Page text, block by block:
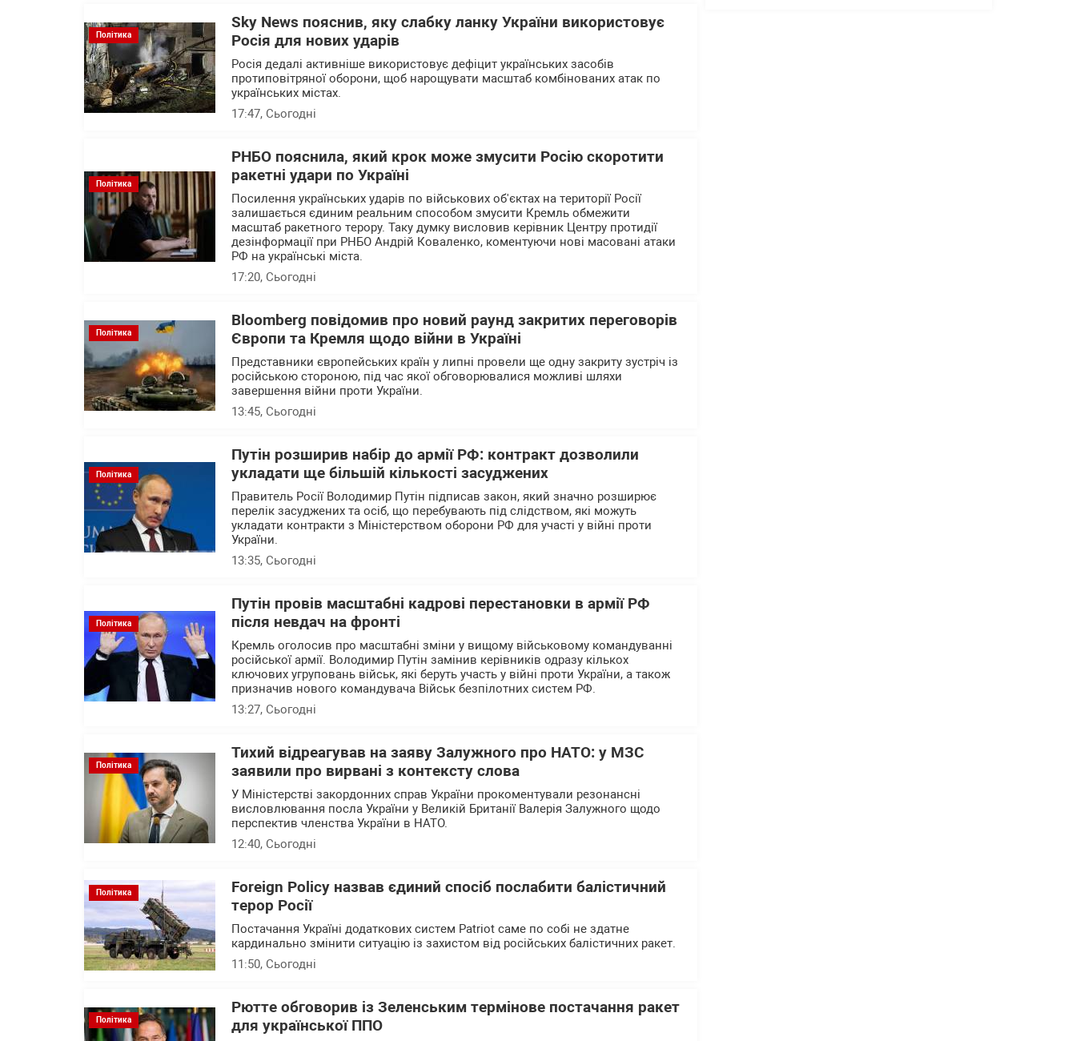
Політика
Sky News пояснив, яку слабку ланку України використовує
Росія для нових ударів
Росія дедалі активніше використовує дефіцит українських засобів
протиповітряної оборони, щоб нарощувати масштаб комбінованих атак по
українських містах.
17:47, Сьогодні
Політика
РНБО пояснила, який крок може змусити Росію скоротити
ракетні удари по Україні
Посилення українських ударів по військових об'єктах на території Росії
залишається єдиним реальним способом змусити Кремль обмежити
масштаб ракетного терору. Таку думку висловив керівник Центру протидії
дезінформації при РНБО Андрій Коваленко, коментуючи нові масовані атаки
РФ на українські міста.
17:20, Сьогодні
Політика
Bloomberg повідомив про новий раунд закритих переговорів
Європи та Кремля щодо війни в Україні
Представники європейських країн у липні провели ще одну закриту зустріч із
російською стороною, під час якої обговорювалися можливі шляхи
завершення війни проти України.
13:45, Сьогодні
Політика
Путін розширив набір до армії РФ: контракт дозволили
укладати ще більшій кількості засуджених
Правитель Росії Володимир Путін підписав закон, який значно розширює
перелік засуджених та осіб, що перебувають під слідством, які можуть
укладати контракти з Міністерством оборони РФ для участі у війні проти
України.
13:35, Сьогодні
Політика
Путін провів масштабні кадрові перестановки в армії РФ
після невдач на фронті
Кремль оголосив про масштабні зміни у вищому військовому командуванні
російської армії. Володимир Путін замінив керівників одразу кількох
ключових угруповань військ, які беруть участь у війні проти України, а також
призначив нового командувача Військ безпілотних систем РФ.
13:27, Сьогодні
Політика
Тихий відреагував на заяву Залужного про НАТО: у МЗС
заявили про вирвані з контексту слова
У Міністерстві закордонних справ України прокоментували резонансні
висловлювання посла України у Великій Британії Валерія Залужного щодо
перспектив членства України в НАТО.
12:40, Сьогодні
Політика
Foreign Policy назвав єдиний спосіб послабити балістичний
терор Росії
Постачання Україні додаткових систем Patriot саме по собі не здатне
кардинально змінити ситуацію із захистом від російських балістичних ракет.
11:50, Сьогодні
Політика
Рютте обговорив із Зеленським термінове постачання ракет
для української ППО